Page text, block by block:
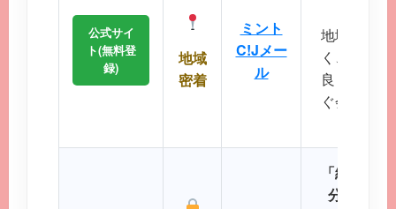
公式サイ
ト(無料登
録)
地域
密着
ミント
C!Jメー
ル
地域に根
く、コス
良く出会
ぐ会える
「細かな
分にぴっ